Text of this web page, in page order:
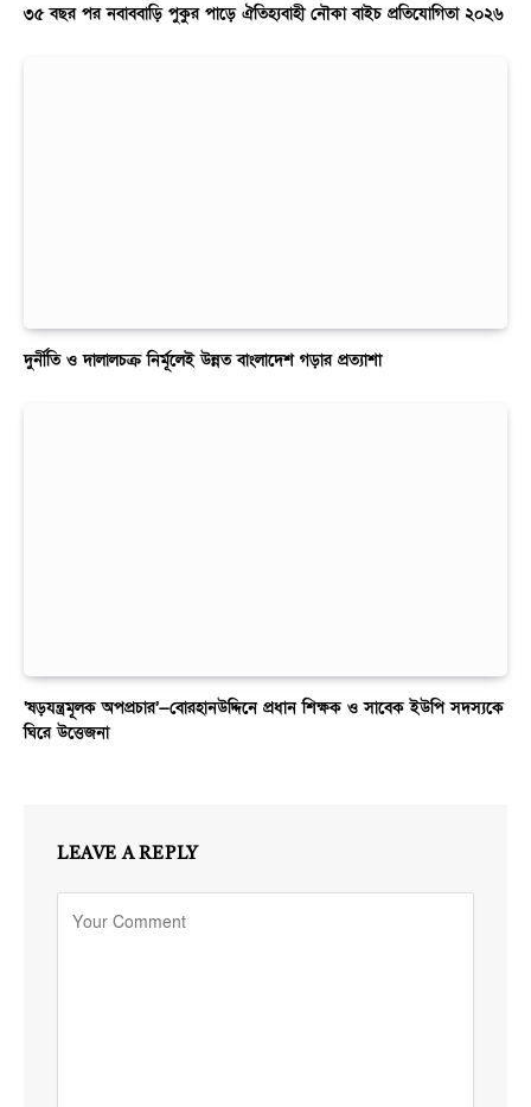
৩৫ বছর পর নবাববাড়ি পুকুর পাড়ে ঐতিহ্যবাহী নৌকা বাইচ প্রতিযোগিতা ২০২৬
দুর্নীতি ও দালালচক্র নির্মূলেই উন্নত বাংলাদেশ গড়ার প্রত্যাশা
‘ষড়যন্ত্রমূলক অপপ্রচার’—বোরহানউদ্দিনে প্রধান শিক্ষক ও সাবেক ইউপি সদস্যকে
ঘিরে উত্তেজনা
LEAVE A REPLY